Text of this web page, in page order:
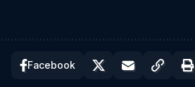
Facebook